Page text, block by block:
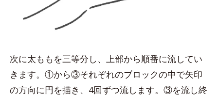
次に太ももを三等分し、上部から順番に流してい
きます。①から③それぞれのブロックの中で矢印
の方向に円を描き、4回ずつ流します。③を流し終